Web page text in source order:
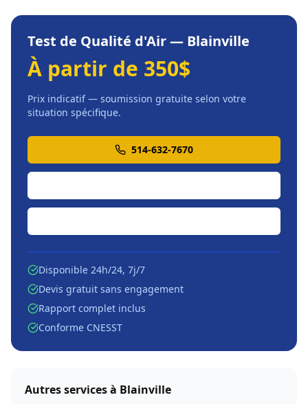
Test de Qualité d'Air— Blainville
À partir de 350$
Prix indicatif — soumission gratuite selon votre
situation spécifique.
514-632-7670
Disponible 24h/24, 7j/7
Devis gratuit sans engagement
Rapport complet inclus
Conforme CNESST
Autres services à Blainville